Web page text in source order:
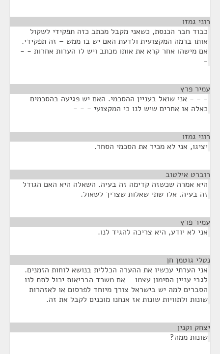
רוני גמזו
כבוד חבר הכנסת, כשאני מקבל מכתב כזה תפקידי לשקול
אותו ברמה המקצועית ולדעת האם יש בו ממש – זה תפקידי.
אם מישהו אחר קרא את אותו מכתב ויש לו הערות אחרות - -
-
עמיר פרץ
- - - אני שואל בעניין ההסכמי. האם יש פגיעה בהסכמים
כאלה או אחרים שיש לנו כי המקצועי - - -
רוני גמזו
יציגו, אני לא מכיר את הסכמי הסחר.
רוברט אילטוב
היא אמרה שכשזה קדימה זה בעיה. השאלה היא האם הגודל
זה בעיה. אלו שתי שאלות שצריך לשאול.
עמיר פרץ
אני לא יודע, היא צריכה להגיד לנו.
נטלי גוטמן חן
אני הערתי עכשיו את ההערה הכללית בנושא לוחות הזמנים.
לגבי עניין הסימון עצמו – אם משרד הבריאות יכול לתת לנו
הסברים למה יש בישראל צורך מיוחד לפרסום או לאזהרות
שונות ולתוויות שונות אז אנחנו מוכנים לקבל את זה.
יצחק וקנין
שונות ממה?